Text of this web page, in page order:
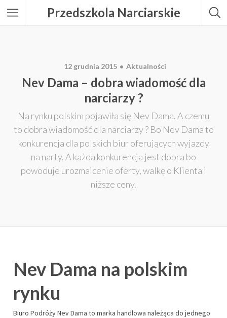
Przedszkola Narciarskie
12 grudnia 2015 Aktualności
Nev Dama – dobra wiadomość dla
narciarzy ?
Na rynku polskim pojawiła się Nev Dama. A czemu
to dobra wiadomość dla narciarzy ? Bo Nev Dama to
konkurencja dla polskich biur oferujących wyjazdy
na narty. A każda konkurencja jest dobra bo
powoduje urozmaicenie oferty, walkę o Klienta i
niższe ceny.
Nev Dama na polskim
rynku
Biuro Podróży Nev Dama to marka handlowa należąca do jednego